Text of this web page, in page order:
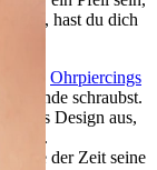
hast du dich
Ohrpiercings
Ende schraubst.
Design aus,
der Zeit seine